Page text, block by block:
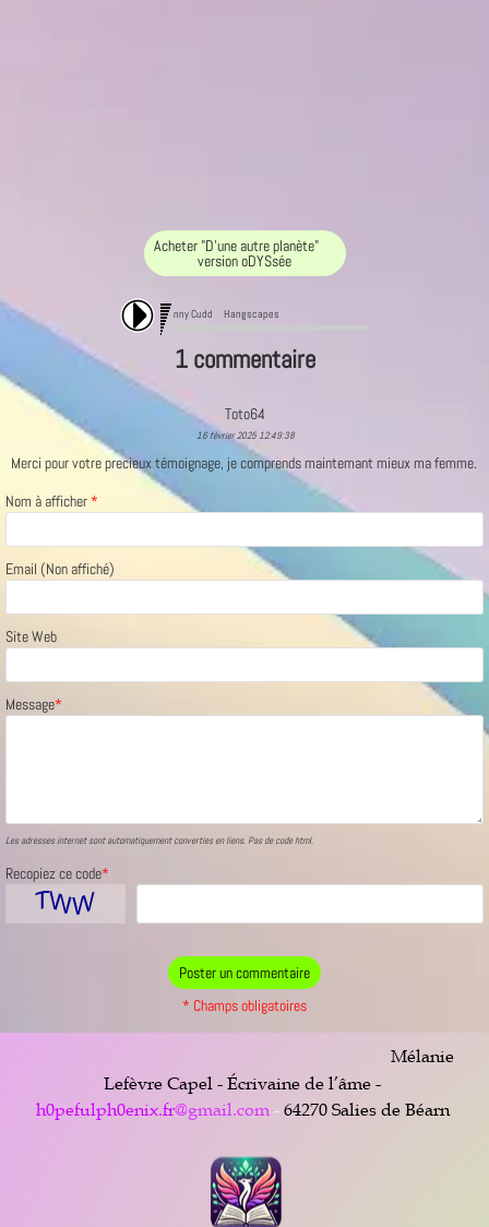
Acheter "D'une autre planète"
version oDYSsée
Danny Cudd  Hangscapes 3 
1 commentaire
Toto64
16 février 2025 12:49:38
Merci pour votre precieux témoignage, je comprends maintemant mieux ma femme.
Nom à afficher*
Email (Non affiché)
Site Web
Message*
Les adresses internet sont automatiquement converties en liens. Pas de code html.
Recopiez ce code*
* Champs obligatoires
Mélanie
Lefèvre Capel - Écrivaine de l’âme -
h0pefulph0enix.fr@gmail.com -64270 Salies de Béarn